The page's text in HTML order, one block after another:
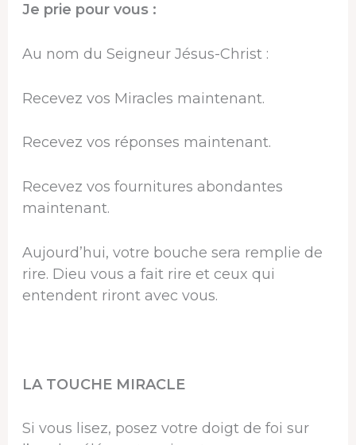
Je prie pour vous :
Au nom du Seigneur Jésus-Christ :
Recevez vos Miracles maintenant.
Recevez vos réponses maintenant.
Recevez vos fournitures abondantes
maintenant.
Aujourd’hui, votre bouche sera remplie de
rire. Dieu vous a fait rire et ceux qui
entendent riront avec vous.
LA TOUCHE MIRACLE
Si vous lisez, posez votre doigt de foi sur